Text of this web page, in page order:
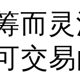
而
交